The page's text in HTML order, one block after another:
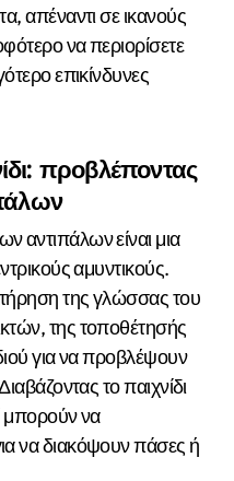
απέναντι σε ικανούς
να περιορίσετε
επικίνδυνες
προβλέποντας
αντιπάλων είναι μια
αμυντικούς.
της γλώσσας του
της τοποθέτησής
για να προβλέψουν
το παιχνίδι
μπορούν να
να διακόψουν πάσες ή